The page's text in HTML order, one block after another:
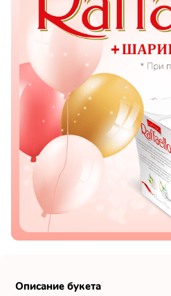
Цветы
Подсолнухи
Лизиантусы
Хризантемы
Лилии
Орхидеи
Ромашки
Описание букета